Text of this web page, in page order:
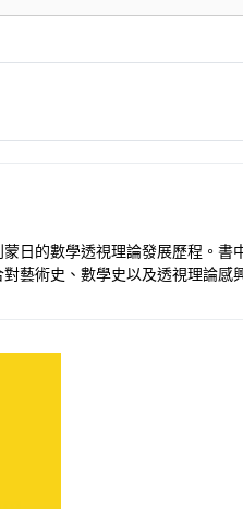
日的數學透視理論發展歷程。書
藝術史、數學史以及透視理論感